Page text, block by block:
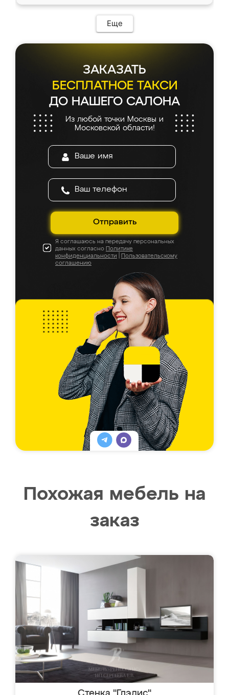
Еще
ЗАКАЗАТЬ
БЕСПЛАТНОЕ ТАКСИ
ДО НАШЕГО САЛОНА
Из любой точки Москвы и
Московской области!
Отправить
Я соглашаюсь на передачу персональных
данных согласно Политике
конфиденциальности
Пользовательскому
соглашению
Похожая мебель на
заказ